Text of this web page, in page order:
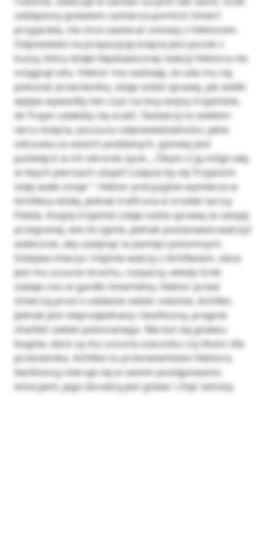
zaślepiony gniewem zamierza pomścić śmierć
przyjaciela, nie chce zawierać umowy z Hektorem.
Odpowiedzi na propozycję księcia jest pocisk z
kuszy, który dzięki błyskawicznej reakcji Hektora nie
osiągnął celu. Hektor ma nadzieję, że uda mu się
pokonać przeciwnika, zdaje sobie sprawę, jak wielki
wpływ wywarłby ten czyn na losy wojny trojańskie,
ile Trojan udałoby się ocalić. Świadczy to wielkim
sercu księcia, poczuciu odpowiedzialności, jakie
odczuwa za swoich poddanych, gotowy jest
poświęcić w ich obronie życie ,, Obym ci ją mógł całą
w twych piersiach utopić! Lżejsze by się Trojanom
stały walki znoje ”. Hektor precyzyjnie wymierza w
Achillesa dzidę, jednak trafił ona w środek tarczy
Pelida. Książę trojański zdaje sobie sprawę ze swojej
przegranej, wie że zginie, jednak postanawia walczyć
walecznie, aby zasłynąć w pamięci potomnych.
Dobywa miecza i mężnie walczy z Achillesem, obce
jest mu uczucie strachu, rozpaczy, wtedy Grek
zadaje cios w gardło śmiertelny. Hektor przed
śmiercią prosi o oddanie zwłok rodzinie, Achilles
jednak jest nieprzejednany i bezlitosny, pragnie
zhańbić zwłoki pokonanego. Nie boi się gniewu
bogów, obce są mu uczucia szacunku czy litości dla
przeciwnika. Achilles to przeciwieństwo Hektora,
bezlitosny,i kieruje się w swoim postępowaniu
emocjami, jego doradcą jest gniew i chęć zemsty.